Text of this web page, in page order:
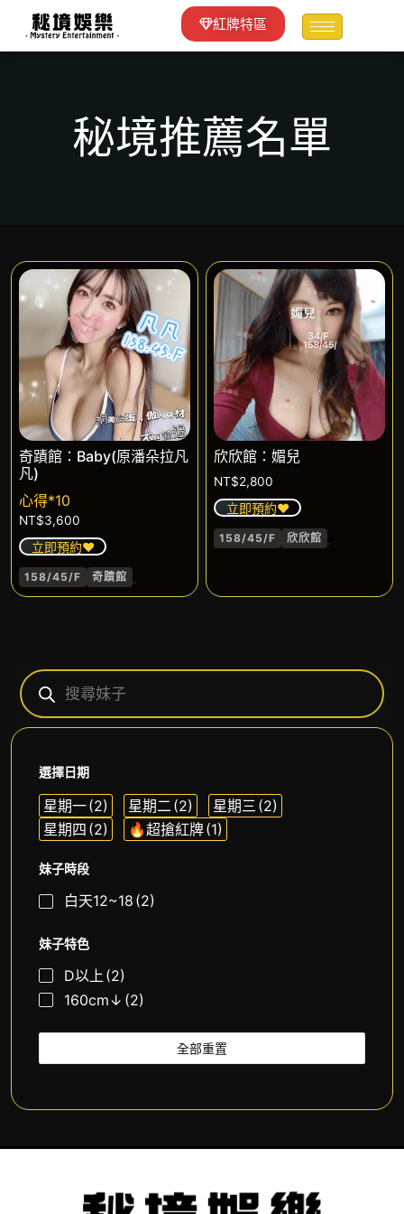
紅牌特區
秘境推薦名單
選擇日期
星期一(2) 星期二(2) 星期三 (2)
星期四 (2) 🔥超搶紅牌(1)
妹子時段
白天12~18 (2)
妹子特色
D以上 (2)
160cm↓ (2)
全部重置
奇蹟館：Baby(原潘朵拉凡
凡)
心得*10
NT$3,600
立即預約❤️
158/45/F 奇蹟館 .
欣欣館：媚兒
NT$2,800
立即預約❤️
158/45/F 欣欣館 .